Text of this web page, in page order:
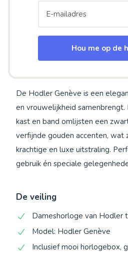
Hou me op de
De Hodler Genève is een
en vrouwelijkheid
kast en band omlijsten een
verfijnde gouden accenten, wat
krachtige en luxe uitstraling.
gebruik én speciale
De veiling
Dameshorloge van Hodler
Model: Hodler Genève
Inclusief mooi horlogebox,